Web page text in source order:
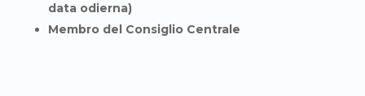
data odierna)
Membro del Consiglio Centrale